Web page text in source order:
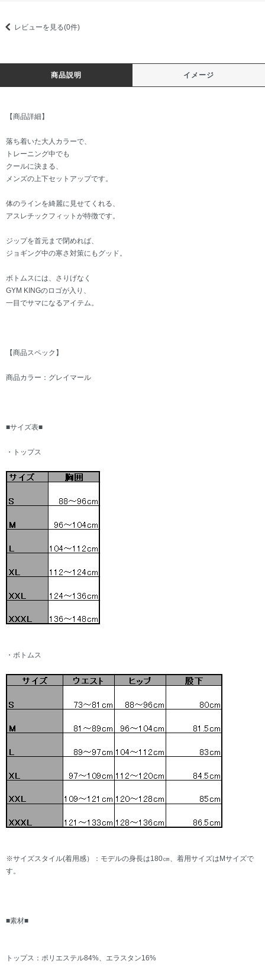
レビューを見る(0件)
商品説明 イメージ
【商品詳細】
落ち着いた大人カラーで、
トレーニング中でも
クールに決まる、
メンズの上下セットアップです。
体のラインを綺麗に見せてくれる、
アスレチックフィットが特徴です。
ジップを首元まで閉めれば、
ジョギング中の寒さ対策にもグッド。
ボトムスには、さりげなく
GYM KINGのロゴが入り、
一目でサマになるアイテム。
【商品スペック】
商品カラー：グレイマール
■サイズ表■
・トップス
・ボトムス
※サイズスタイル(着用感）：モデルの身長は180㎝、着用サイズはMサイズで
す。
■素材■
トップス：ポリエステル84%、エラスタン16%